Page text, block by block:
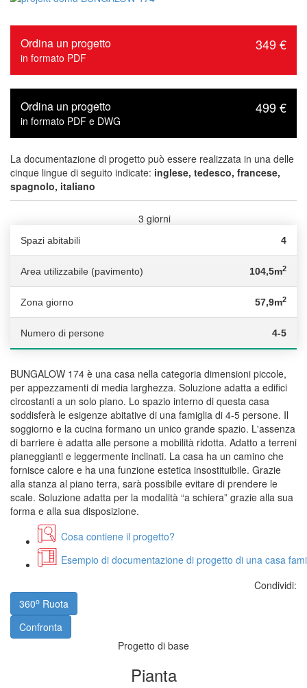
Ordina un progetto
in formato PDF
349 €
Ordina un progetto
in formato PDF e DWG
499 €
La documentazione di progetto può essere realizzata in una delle
cinque lingue di seguito indicate: inglese, tedesco, francese,
spagnolo, italiano
3 giorni
Spazi abitabili 4
Area utilizzabile (pavimento) 104,5m2
Zona giorno 57,9m2
Numero di persone 4-5
BUNGALOW 174 è una casa nella categoria dimensioni piccole,
per appezzamenti di media larghezza. Soluzione adatta a edifici
circostanti a un solo piano. Lo spazio interno di questa casa
soddisferà le esigenze abitative di una famiglia di 4-5 persone. Il
soggiorno e la cucina formano un unico grande spazio. L'assenza
di barriere è adatta alle persone a mobilità ridotta. Adatto a terreni
pianeggianti e leggermente inclinati. La casa ha un camino che
fornisce calore e ha una funzione estetica insostituibile. Grazie
alla stanza al piano terra, sarà possibile evitare di prendere le
scale. Soluzione adatta per la modalità “a schiera” grazie alla sua
forma e alla sua disposizione.
Cosa contiene il progetto?
Esempio di documentazione di progetto di una casa
Condividi:
360o Ruota
Confronta
Progetto di base
Pianta